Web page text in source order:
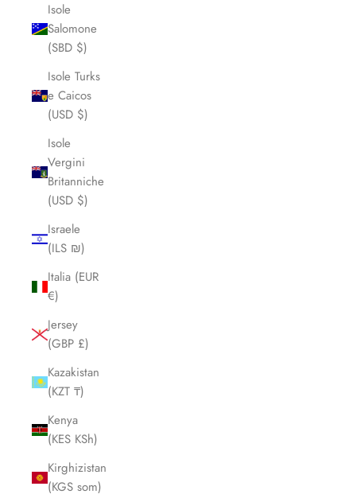
Isole
Salomone
(SBD $)
Isole Turks
e Caicos
(USD $)
Isole
Vergini
Britanniche
(USD $)
Israele
(ILS ₪)
Italia (EUR
€)
Jersey
(GBP £)
Kazakistan
(KZT ₸)
Kenya
(KES KSh)
Kirghizistan
(KGS som)